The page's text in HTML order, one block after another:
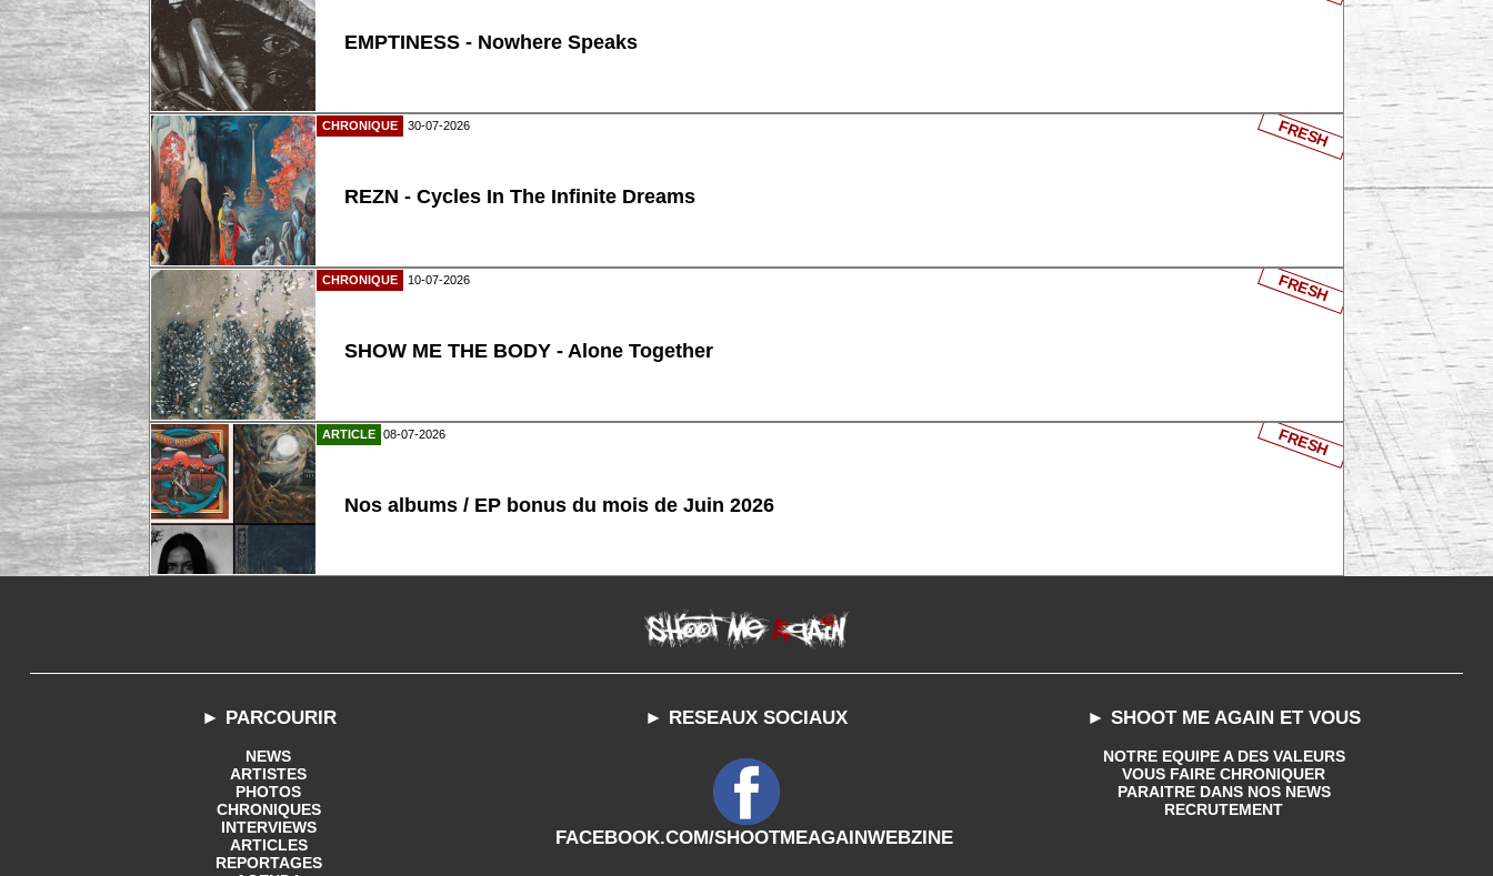
EMPTINESS - Nowhere Speaks
CHRONIQUE 30-07-2026
REZN - Cycles In The Infinite Dreams
FRESH
CHRONIQUE 10-07-2026
SHOW ME THE BODY - Alone Together
FRESH
ARTICLE 08-07-2026
Nos albums / EP bonus du mois de Juin 2026
FRESH
► PARCOURIR
NEWS
ARTISTES
PHOTOS
CHRONIQUES
INTERVIEWS
ARTICLES
REPORTAGES
► RESEAUX SOCIAUX
FACEBOOK.COM/SHOOTMEAGAINWEBZINE
► SHOOT ME AGAIN ET VOUS
NOTRE EQUIPE A DES VALEURS
VOUS FAIRE CHRONIQUER
PARAITRE DANS NOS NEWS
RECRUTEMENT